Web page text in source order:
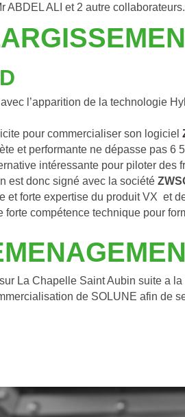
ABDEL ALI et 2 autre collaborateurs.
l’apparition de la technologie
pour commercialiser son logiciel
et performante ne dépasse pas 6
intéressante pour piloter des
est donc signé avec la société
forte expertise du produit VX  et
forte compétence technique pour
La Chapelle Saint Aubin suite a
de SOLUNE afin de